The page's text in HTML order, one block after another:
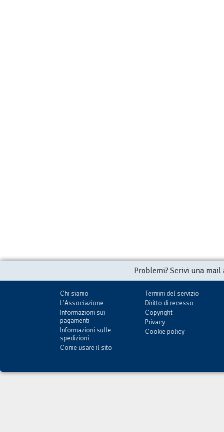
Problemi? Scrivi una
Chi siamo
L'Associazione
Informazioni sui
pagamenti
Informazioni sulle
spedizioni
Come usare il sito
Termini del servizio
Diritto di recesso
Copyright
Privacy
Cookie policy